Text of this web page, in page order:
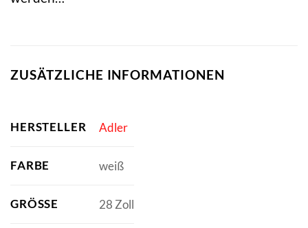
ZUSÄTZLICHE INFORMATIONEN
HERSTELLER Adler
FARBE weiß
GRÖSSE 28 Zoll